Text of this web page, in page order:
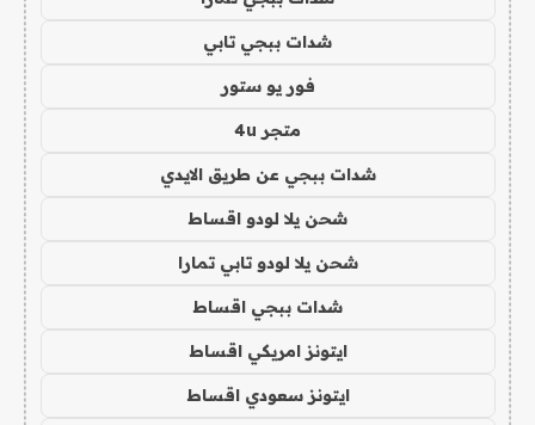
شدات ببجي تابي
فور يو ستور
متجر 4u
شدات ببجي عن طريق الايدي
شحن يلا لودو اقساط
شحن يلا لودو تابي تمارا
شدات ببجي اقساط
ايتونز امريكي اقساط
ايتونز سعودي اقساط